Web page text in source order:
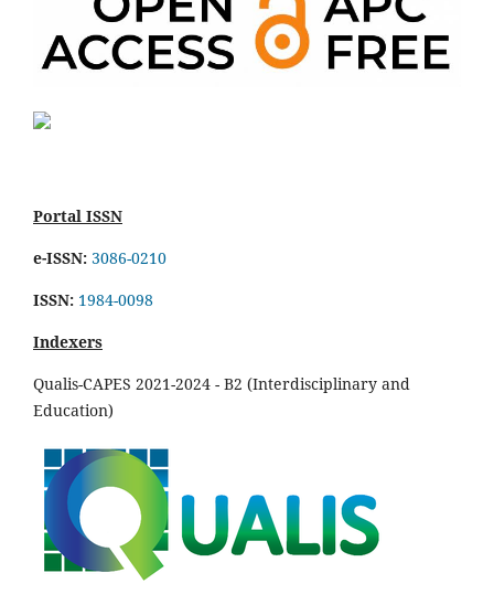
Portal ISSN
e-ISSN: 3086-0210
ISSN: 1984-0098
Indexers
Qualis-CAPES 2021-2024 - B2 (Interdisciplinary and
Education)